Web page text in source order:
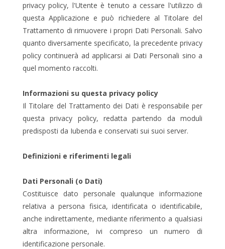
privacy policy, l'Utente è tenuto a cessare l'utilizzo di
questa Applicazione e può richiedere al Titolare del
Trattamento di rimuovere i propri Dati Personali. Salvo
quanto diversamente specificato, la precedente privacy
policy continuerà ad applicarsi ai Dati Personali sino a
quel momento raccolti.
Informazioni su questa privacy policy
Il Titolare del Trattamento dei Dati è responsabile per
questa privacy policy, redatta partendo da moduli
predisposti da Iubenda e conservati sui suoi server.
Definizioni e riferimenti legali
Dati Personali (o Dati)
Costituisce dato personale qualunque informazione
relativa a persona fisica, identificata o identificabile,
anche indirettamente, mediante riferimento a qualsiasi
altra informazione, ivi compreso un numero di
identificazione personale.